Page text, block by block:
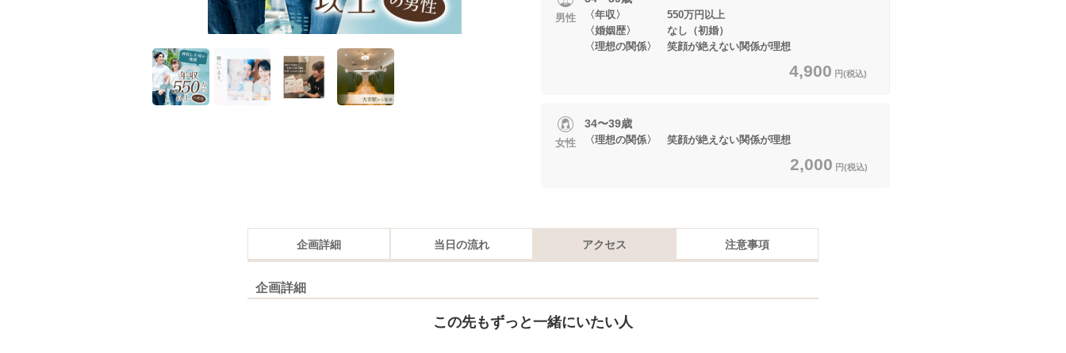
男性
〈年収〉 550万円以上
〈婚姻歴〉 なし（初婚）
〈理想の関係〉 笑顔が絶えない関係が理想
4,900 円(税込)
女性
34〜39歳
〈理想の関係〉 笑顔が絶えない関係が理想
2,000 円(税込)
企画詳細 当日の流れ アクセス 注意事項
企画詳細
この先もずっと一緒にいたい人